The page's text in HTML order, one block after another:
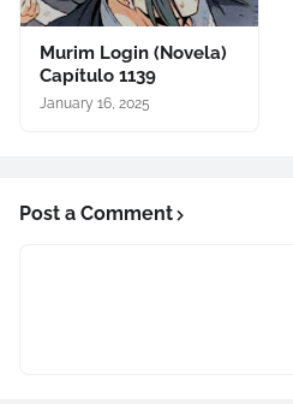
Murim Login (Novela)
Capítulo 1139
January 16, 2025
Post a Comment